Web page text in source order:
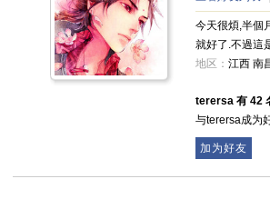
今天很煩,半個
就好了.不過這
地区： 江西 南
terersa 有 42
与terersa成为
加为好友